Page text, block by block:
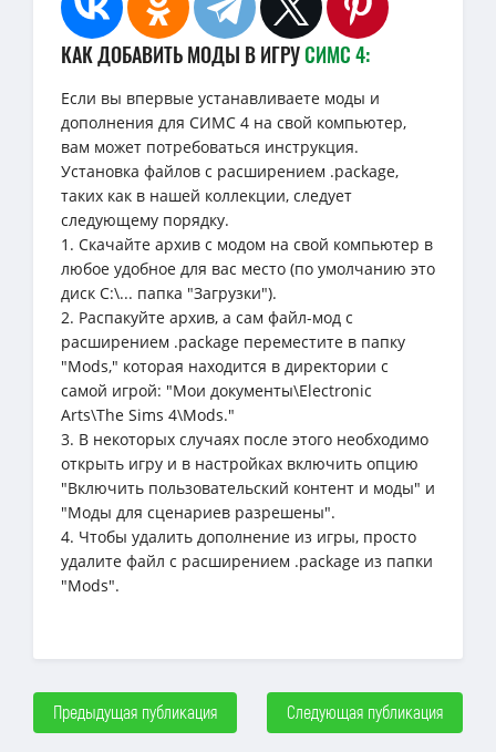
КАК ДОБАВИТЬ МОДЫ В ИГРУСИМС 4:
Если вы впервые устанавливаете моды и
дополнения для СИМС 4 на свой компьютер,
вам может потребоваться инструкция.
Установка файлов с расширением .package,
таких как в нашей коллекции, следует
следующему порядку.
1. Скачайте архив с модом на свой компьютер в
любое удобное для вас место (по умолчанию это
диск C:\... папка "Загрузки").
2. Распакуйте архив, а сам файл-мод с
расширением .package переместите в папку
"Mods," которая находится в директории с
самой игрой: "Мои документы\Electronic
Arts\The Sims 4\Mods."
3. В некоторых случаях после этого необходимо
открыть игру и в настройках включить опцию
"Включить пользовательский контент и моды" и
"Моды для сценариев разрешены".
4. Чтобы удалить дополнение из игры, просто
удалите файл с расширением .package из папки
"Mods".
Предыдущая публикация Следующая публикация